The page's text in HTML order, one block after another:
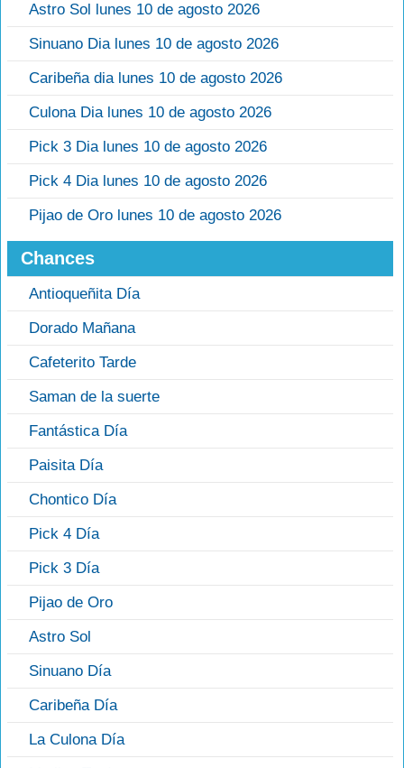
Astro Sol lunes 10 de agosto 2026
Sinuano Dia lunes 10 de agosto 2026
Caribeña dia lunes 10 de agosto 2026
Culona Dia lunes 10 de agosto 2026
Pick 3 Dia lunes 10 de agosto 2026
Pick 4 Dia lunes 10 de agosto 2026
Pijao de Oro lunes 10 de agosto 2026
Chances
Antioqueñita Día
Dorado Mañana
Cafeterito Tarde
Saman de la suerte
Fantástica Día
Paisita Día
Chontico Día
Pick 4 Día
Pick 3 Día
Pijao de Oro
Astro Sol
Sinuano Día
Caribeña Día
La Culona Día